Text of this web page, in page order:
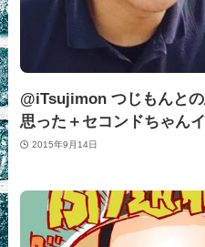
@iTsujimon つじもんと
思った＋セコンドちゃん
2015年9月14日